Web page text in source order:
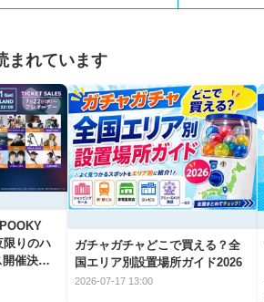
まれています
限りのハ
開催決
ガチャガチャどこで買える？全
国エリア別設置場所ガイド2026
2026-07-17 13:00